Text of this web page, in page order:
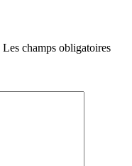
Les champs obligatoires